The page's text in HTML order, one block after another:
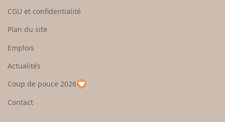
e
u
p
a
CGU et confidentialité
Plan du site
Emplois
Actualités
Coup de pouce 2026
Contact